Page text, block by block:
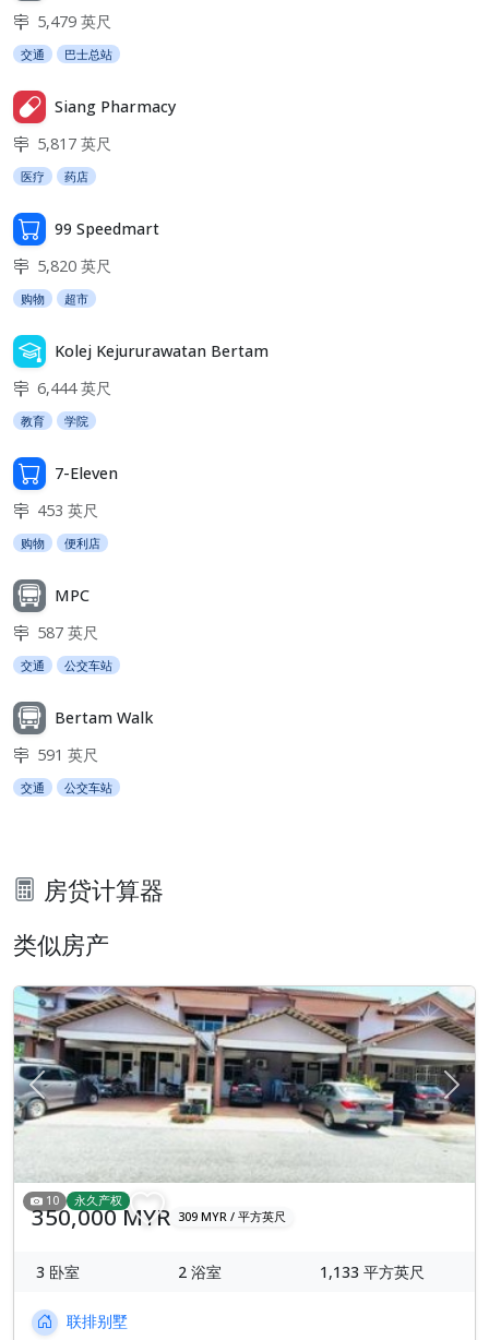
5,479 英尺
交通 巴士总站
Siang Pharmacy
5,817 英尺
医疗 药店
99 Speedmart
5,820 英尺
购物 超市
Kolej Kejururawatan Bertam
6,444 英尺
教育 学院
7-Eleven
453 英尺
购物 便利店
MPC
587 英尺
交通 公交车站
Bertam Walk
591 英尺
交通 公交车站
房贷计算器
类似房产
Previous 下一
10 永久产权
350,000 MYR 309 MYR / 平方英尺
3 卧室 2 浴室 1,133 平方英尺
联排别墅